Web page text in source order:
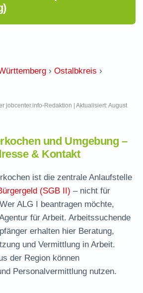
› Ostalbkreis ›
jobcenter.info-Redaktion | Aktualisiert: August
und Umgebung –
& Kontakt
ist die zentrale Anlaufstelle
(SGB II) – nicht für
ALG I beantragen möchte,
für Arbeit. Arbeitssuchende
erhalten hier Beratung,
und Vermittlung in Arbeit.
der Region können
Personalvermittlung nutzen.